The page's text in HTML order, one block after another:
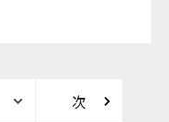
次